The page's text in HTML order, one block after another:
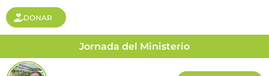
DONAR
Jornada del Ministerio